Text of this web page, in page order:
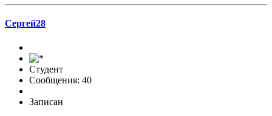
Сергей28
Студент
Сообщения: 40
Записан